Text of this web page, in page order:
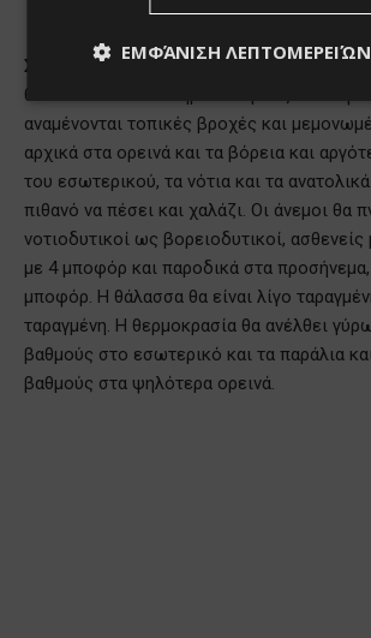
ΕΜΦΆΝΙΣΗ ΛΕΠΤΟΜΕΡΕΙΏΝ